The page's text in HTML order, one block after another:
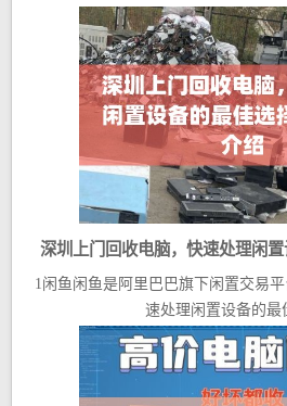
深圳上门回收电脑，快速处理闲
单介绍
1闲鱼闲鱼是阿里巴巴旗下闲置交易
速处理闲置设备的最